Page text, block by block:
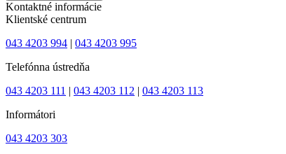
Kontaktné informácie
Klientské centrum
043 4203 994 | 043 4203 995
Telefónna ústredňa
043 4203 111 | 043 4203 112 | 043 4203 113
Informátori
043 4203 303